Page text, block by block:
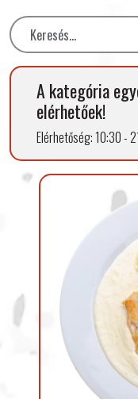
A kategória
elérhetőek!
Elérhetőség: 10:30 -